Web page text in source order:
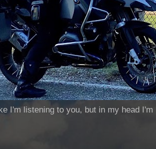
I'm listening to you, but in my head